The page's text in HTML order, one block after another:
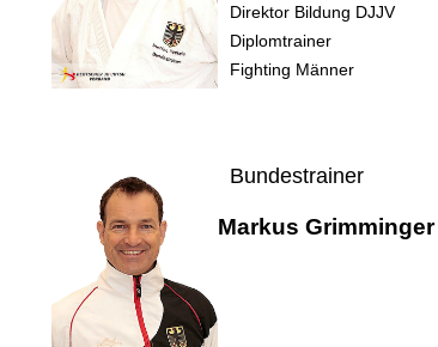
Direktor Bildung DJJV
Diplomtrainer
Fighting Männer
Bundestrainer
Markus Grimminger